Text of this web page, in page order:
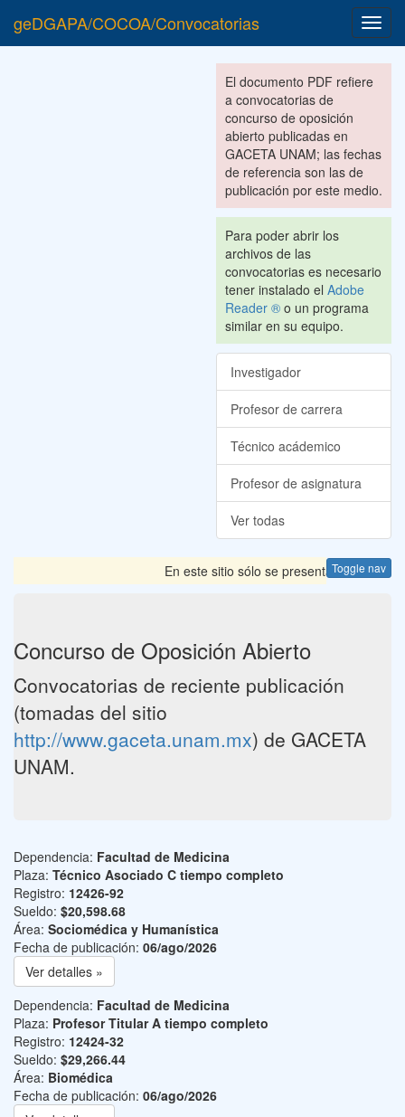
geDGAPA/COCOA/Convocatorias
El documento PDF refiere
a convocatorias de
concurso de oposición
abierto publicadas en
GACETA UNAM; las fechas
de referencia son las de
publicación por este medio.
Para poder abrir los
archivos de las
convocatorias es necesario
tener instalado el Adobe
Reader ® o un programa
similar en su equipo.
Investigador
Profesor de carrera
Técnico acádemico
Profesor de asignatura
Ver todas
Toggle nav
En este sitio sólo se presentan las
Concurso de Oposición Abierto
Convocatorias de reciente publicación
(tomadas del sitio
http://www.gaceta.unam.mx) de GACETA
UNAM.
Dependencia: Facultad de Medicina
Plaza: Técnico Asociado C tiempo completo
Registro: 12426-92
Sueldo: $20,598.68
Área: Sociomédica y Humanística
Fecha de publicación: 06/ago/2026
Ver detalles »
Dependencia: Facultad de Medicina
Plaza: Profesor Titular A tiempo completo
Registro: 12424-32
Sueldo: $29,266.44
Área: Biomédica
Fecha de publicación: 06/ago/2026